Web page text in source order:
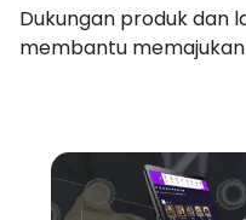
Dukungan produk dan
membantu memajukan